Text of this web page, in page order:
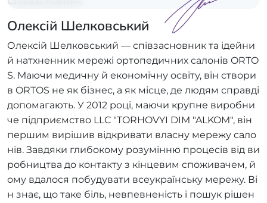
Олексій Шелковський
Олексій Шелковський — співзасновник та ідейни
й натхненник мережі ортопедичних салонів ORTO
S. Маючи медичну й економічну освіту, він створи
в ORTOS не як бізнес, а як місце, де людям справді
допомагають. У 2012 році, маючи крупне виробни
че підприємство LLC "TORHOVYI DIM "ALKOM", він
першим вирішив відкривати власну мережу сало
нів. Завдяки глибокому розумінню процесів від ви
робництва до контакту з кінцевим споживачем, й
ому вдалося побудувати всеукраїнську мережу. Ві
н знає, що таке біль, невпевненість і пошук рішен